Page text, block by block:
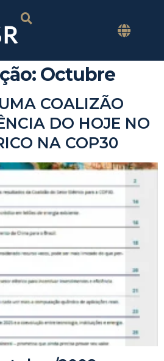
Octubre
COALIZÃO
DO HOJE NO
NA COP30